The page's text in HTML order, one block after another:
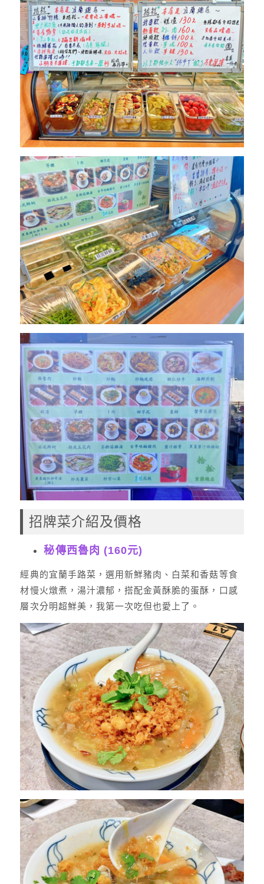
招牌菜介紹及價格
秘傳西魯肉 (160元)
經典的宜蘭手路菜，選用新鮮豬肉、白菜和香菇等食
材慢火燉煮，湯汁濃郁，搭配金黃酥脆的蛋酥，口感
層次分明超鮮美，我第一次吃但也愛上了。